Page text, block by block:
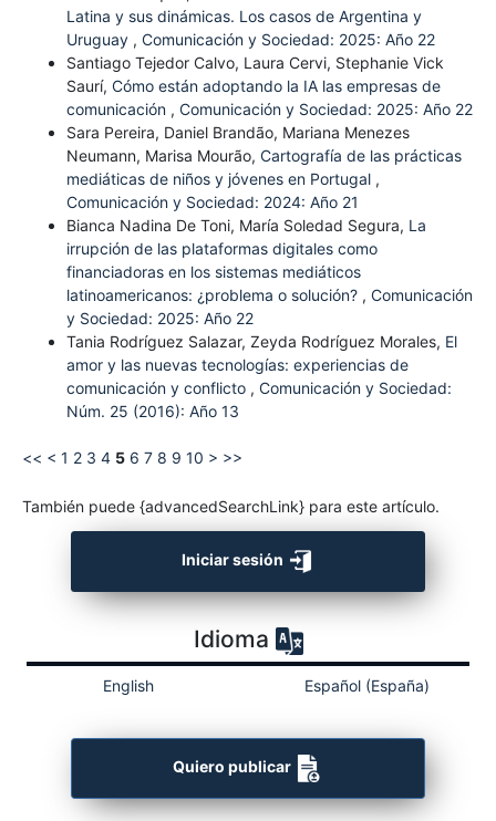
Latina y sus dinámicas. Los casos de Argentina y
Uruguay , Comunicación y Sociedad: 2025: Año 22
Santiago Tejedor Calvo, Laura Cervi, Stephanie Vick
Saurí, Cómo están adoptando la IA las empresas de
comunicación , Comunicación y Sociedad: 2025: Año 22
Sara Pereira, Daniel Brandão, Mariana Menezes
Neumann, Marisa Mourão, Cartografía de las prácticas
mediáticas de niños y jóvenes en Portugal ,
Comunicación y Sociedad: 2024: Año 21
Bianca Nadina De Toni, María Soledad Segura, La
irrupción de las plataformas digitales como
financiadoras en los sistemas mediáticos
latinoamericanos: ¿problema o solución? , Comunicación
y Sociedad: 2025: Año 22
Tania Rodríguez Salazar, Zeyda Rodríguez Morales, El
amor y las nuevas tecnologías: experiencias de
comunicación y conflicto , Comunicación y Sociedad:
Núm. 25 (2016): Año 13
<< < 1 2 3 4 5 6 7 8 9 10 > >>
También puede {advancedSearchLink} para este artículo.
Iniciar sesión
Idioma
English Español (España)
Quiero publicar